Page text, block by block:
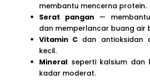
membantu mencerna protein.
Serat pangan —
dan memperlancar buang air
Vitamin C dan antioksidan
kecil.
Mineral seperti kalsium dan
kadar moderat.